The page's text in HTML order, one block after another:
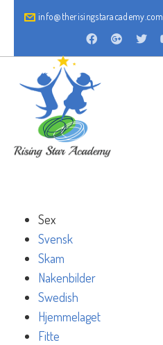
info@therisingstaracademy.com
Sex
Svensk
Skam
Nakenbilder
Swedish
Hjemmelaget
Fitte